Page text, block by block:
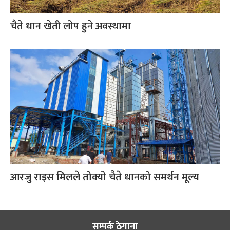
चैते धान खेती लोप हुने अवस्थामा
आरजु राइस मिलले तोक्यो चैते धानको समर्थन मूल्य